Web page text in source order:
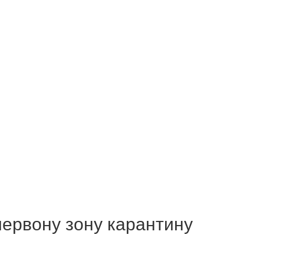
зону карантину